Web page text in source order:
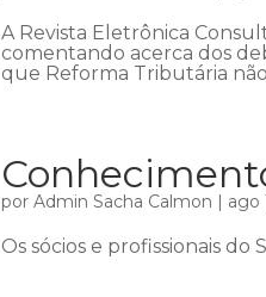
A Revista Eletrônica
comentando acerca dos
que Reforma Tributária não
porAdmin Sacha Calmon | ago
Os sócios e profissionais